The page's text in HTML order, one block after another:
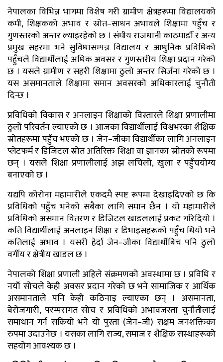
नेपालका विभिन्न भागमा विशेष गरी ग्रामीण क्षेत्रहरूमा विद्यालयको
कमी, शिक्षकको अभाव र स्रोत–साधन अभावले शिक्षामा पहुँच र
गुणस्तरको अन्तर ल्याइरहेको छ । संघीय राजधानी काठमाडौँ र अन्य
प्रमुख सहरमा भने सुविधासम्पन्न विद्यालय र आधुनिक प्रविधिको
पहुँचले विद्यार्थीलाई अधिक अवसर र गुणस्तरीय शिक्षा प्रदान गरेको
छ । यसले ग्रामीण र सहरी शिक्षामा ठुलो अन्तर सिर्जना गरेको छ ।
यस असमानताले शिक्षामा समान अवसरको अधिकारलाई चुनौती
दिन्छ ।
प्रविधिको विकास र अनलाइन शिक्षाको विस्तारले शिक्षा प्रणालीमा
ठुलो परिवर्तन ल्याएको छ । आजका विद्यार्थीलाई विश्वभरका शैक्षिक
स्रोतहरूमा पहुँच भएको छ । जेन–जीका विद्यार्थीका लागि अनलाइन
प्लेटफर्म र डिजिटल स्रोत अतिरिक्त शिक्षा वा ज्ञानका स्रोतको रूपमा
छन् । यसले शिक्षा प्रणालीलाई अझ लचिलो, खुला र पहुँचयोग्य
बनाएको छ ।
यद्यपि कोरोना महामारीले एकदमै स्पष्ट रूपमा देखाइदिएको छ कि
प्रविधिको पहुँच भनेको सबैका लागि समान छैन । यो महामारीले
प्रविधिको असमान वितरण र डिजिटल खाडललाई प्रकट गरिदियो ।
कति विद्यार्थीलाई अनलाइन शिक्षा र डिभाइसहरूको पहुँच थियो भने
कतिलाई अभाव । यसरी हेर्दा जेन–जीका विद्यार्थीबिच पनि ठुलो
वर्गीय र क्षेत्रीय खाडल छ ।
नेपालको शिक्षा प्रणाली अहिले संक्रमणको अवस्थामा छ । प्रविधि र
नयाँ सोचले केही अवसर प्रदान गरेको छ भने सामाजिक र आर्थिक
असमानताले पनि केही कठिनाइ ल्याएका छन् । असमानता,
बेरोजगारी, परम्परागत सोच र प्रविधिको अभावजस्ता चुनौतीलाई
समाधान गर्न सकियो भने यो पुस्ता (जेन–जी) सक्षम जनशक्तिका
रुपमा उदाउनेछ । यसका लागि राज्य, समाज र शैक्षिक संस्थाहरूको
सहयोग आवश्यक छ ।